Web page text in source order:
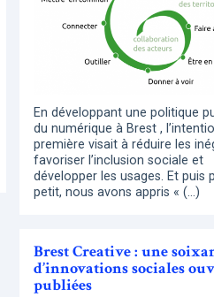
En développant une politique
du numérique à Brest ,
première visait à réduire les
favoriser l’inclusion sociale et
développer les usages. Et puis
petit, nous avons appris « (…)
Brest Creative : une
d’innovations sociales
publiées